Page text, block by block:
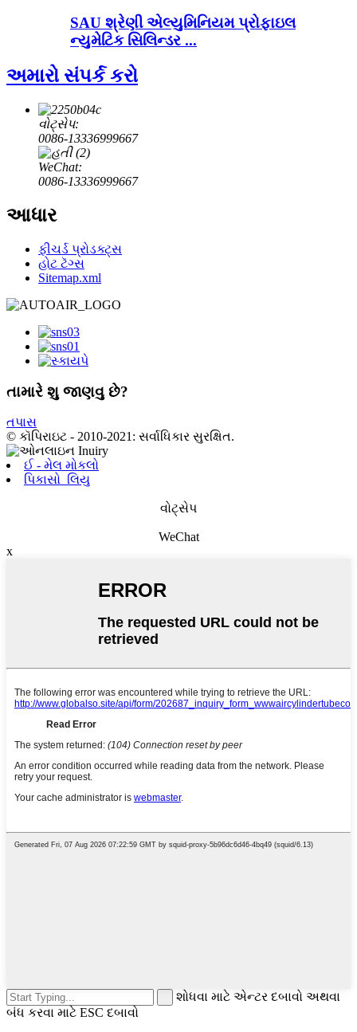
SAU શ્રેણી એલ્યુમિનિયમ પ્રોફાઇલ
ન્યુમેટિક સિલિન્ડર ...
અમારો સંપર્ક કરો
વોટ્સેપ:
0086-13336999667
WeChat:
0086-13336999667
આધાર
ફીચર્ડ પ્રોડક્ટ્સ
હોટ ટૅગ્સ
Sitemap.xml
તામારે શુ જાણવુ છે?
તપાસ
© કૉપિરાઇટ - 2010-2021: સર્વાધિકાર સુરક્ષિત.
ઈ - મેલ મોકલો
પિકાસો_લિયુ
વોટ્સેપ
WeChat
x
શોધવા માટે એન્ટર દબાવો અથવા
બંધ કરવા માટે ESC દબાવો